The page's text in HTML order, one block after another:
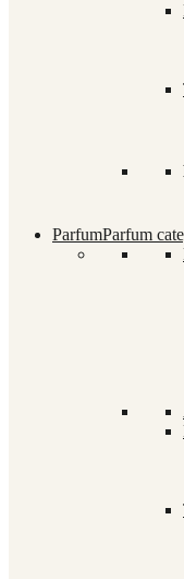
ParfumParfum